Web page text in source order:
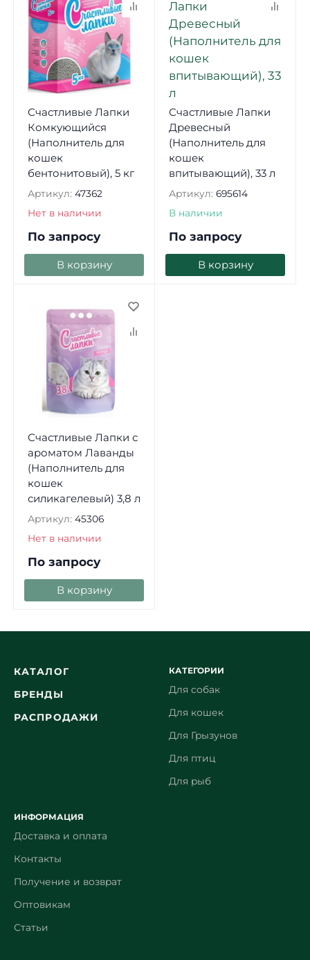
Счастливые Лапки
Комкующийся
(Наполнитель для
кошек
бентонитовый), 5 кг
Артикул: 47362
Нет в наличии
По запросу
В корзину
Счастливые Лапки
Древесный
(Наполнитель для
кошек
впитывающий), 33 л
Артикул: 695614
В наличии
По запросу
В корзину
Счастливые Лапки с
ароматом Лаванды
(Наполнитель для
кошек
силикагелевый) 3,8 л
Артикул: 45306
Нет в наличии
По запросу
В корзину
КАТАЛОГ
БРЕНДЫ
РАСПРОДАЖИ
КАТЕГОРИИ
Для собак
Для кошек
Для Грызунов
Для птиц
Для рыб
ИНФОРМАЦИЯ
Доставка и оплата
Контакты
Получение и возврат
Оптовикам
Статьи